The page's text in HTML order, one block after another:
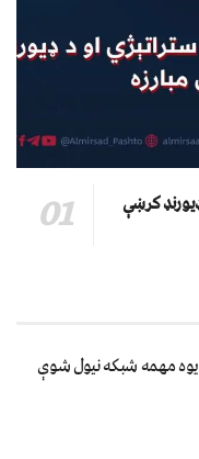
کرښې
مهمه شبکه نيول شوې